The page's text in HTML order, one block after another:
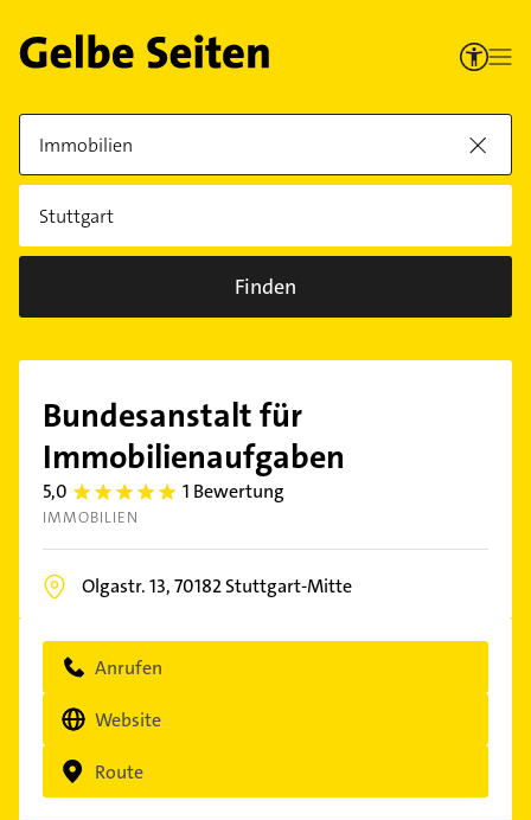
Finden
Bundesanstalt für
Immobilienaufgaben
5,0 5.0 1 Bewertung
IMMOBILIEN
Olgastr. 13,70182Stuttgart-Mitte
Anrufen
Website
Route